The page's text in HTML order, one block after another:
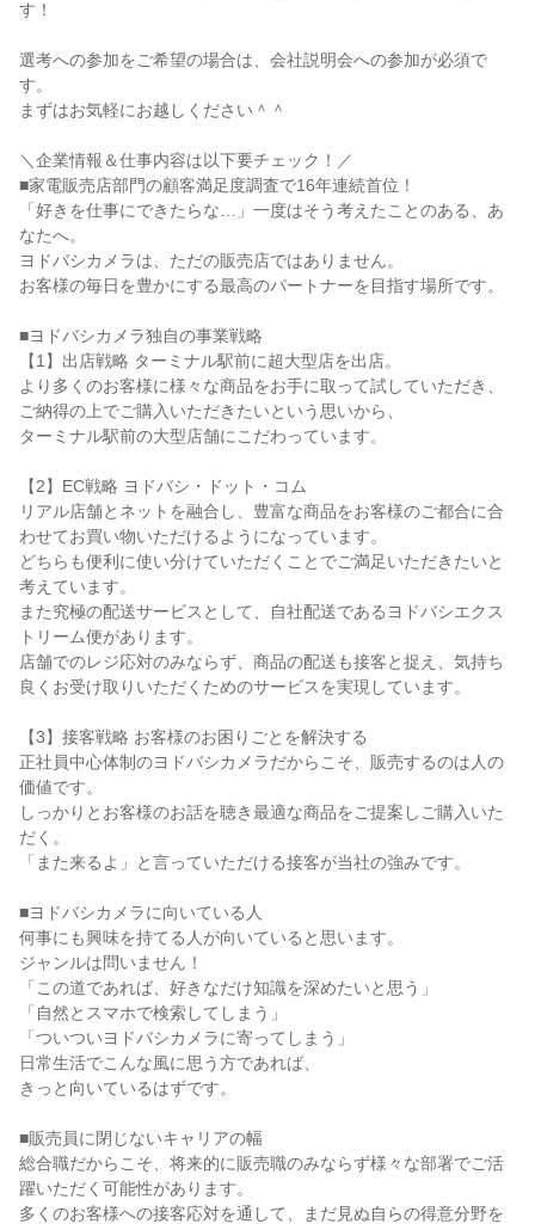
す！
選考への参加をご希望の場合は、会社説明会への参加が必須で
す。
まずはお気軽にお越しください＾＾
＼企業情報＆仕事内容は以下要チェック！／
■家電販売店部門の顧客満足度調査で16年連続首位！
「好きを仕事にできたらな…」一度はそう考えたことのある、あ
なたへ。
ヨドバシカメラは、ただの販売店ではありません。
お客様の毎日を豊かにする最高のパートナーを目指す場所です。
■ヨドバシカメラ独自の事業戦略
【1】出店戦略 ターミナル駅前に超大型店を出店。
より多くのお客様に様々な商品をお手に取って試していただき、
ご納得の上でご購入いただきたいという思いから、
ターミナル駅前の大型店舗にこだわっています。
【2】EC戦略 ヨドバシ・ドット・コム
リアル店舗とネットを融合し、豊富な商品をお客様のご都合に合
わせてお買い物いただけるようになっています。
どちらも便利に使い分けていただくことでご満足いただきたいと
考えています。
また究極の配送サービスとして、自社配送であるヨドバシエクス
トリーム便があります。
店舗でのレジ応対のみならず、商品の配送も接客と捉え、気持ち
良くお受け取りいただくためのサービスを実現しています。
【3】接客戦略 お客様のお困りごとを解決する
正社員中心体制のヨドバシカメラだからこそ、販売するのは人の
価値です。
しっかりとお客様のお話を聴き最適な商品をご提案しご購入いた
だく。
「また来るよ」と言っていただける接客が当社の強みです。
■ヨドバシカメラに向いている人
何事にも興味を持てる人が向いていると思います。
ジャンルは問いません！
「この道であれば、好きなだけ知識を深めたいと思う」
「自然とスマホで検索してしまう」
「ついついヨドバシカメラに寄ってしまう」
日常生活でこんな風に思う方であれば、
きっと向いているはずです。
■販売員に閉じないキャリアの幅
総合職だからこそ、将来的に販売職のみならず様々な部署でご活
躍いただく可能性があります。
多くのお客様への接客応対を通して、まだ見ぬ自らの得意分野を